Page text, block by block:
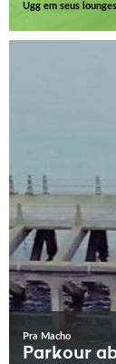
Ugg em seus
Pra Macho
Parkour